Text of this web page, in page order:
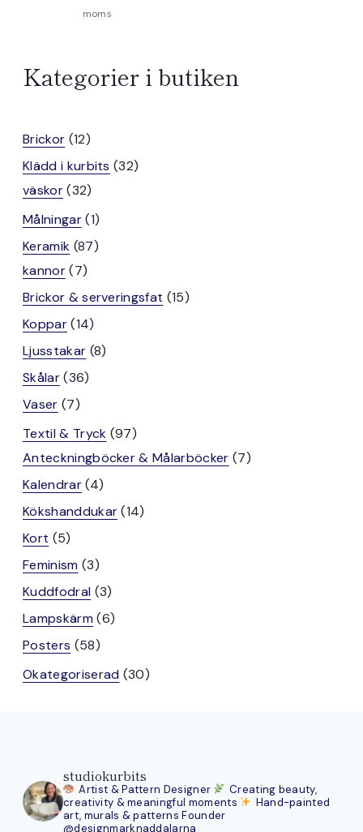
moms
Kategorier i butiken
Brickor 1212
produkter
Klädd i kurbits 3232
väskor 3232
produkter
Målningar 11
produkt
Keramik 8787
kannor 77
produkter
Brickor & serveringsfat 1515
Koppar 1414
produkter
Ljusstakar 88
Skålar 3636
Vaser 77
produkter
Textil & Tryck 9797
produkter
Anteckningböcker & Målarböcker 77
Kalendrar 44
produkter
Kökshanddukar 1414
Kort 55
produkter
Feminism 33
produkter
Kuddfodral 33
produkter
Lampskärm 66
Posters 5858
produkter
Okategoriserad 3030
studiokurbits
Artist & Pattern Designer
Creating beauty,
creativity & meaningful moments
Hand-painted
art, murals & patterns Founder
@designmarknaddalarna